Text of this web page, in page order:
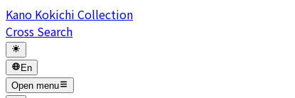
Kano Kokichi Collection
Cross Search
En
Open menu